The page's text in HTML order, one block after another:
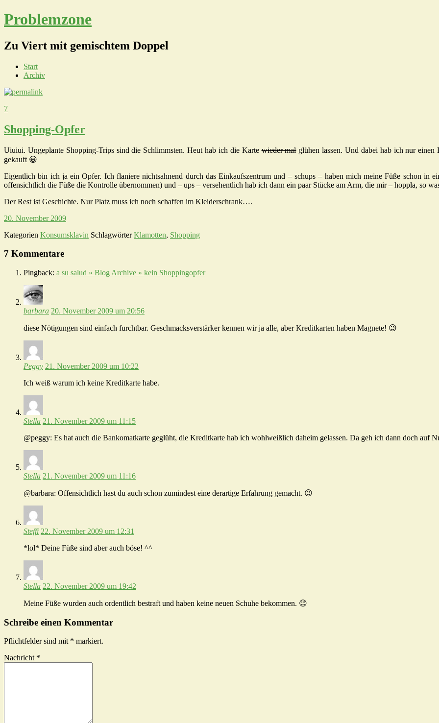
Problemzone
Zu Viert mit gemischtem Doppel
Start
Archiv
7
Shopping-Opfer
Uiuiui. Ungeplante Shopping-Trips sind die Schlimmsten. Heut hab ich die Kartewieder malglühen lassen. Und dabei hab ich nur einen
gekauft 😀
Eigentlich bin ich ja ein Opfer. Ich flaniere nichtsahnend durch das Einkaufszentrum und – schups – haben mich meine Füße schon in
offensichtlich die Füße die Kontrolle übernommen) und – ups – versehentlich hab ich dann ein paar Stücke am Arm, die mir – hoppla, so
Der Rest ist Geschichte. Nur Platz muss ich noch schaffen im Kleiderschrank….
20. November 2009
Kategorien Konsumsklavin SchlagwörterKlamotten, Shopping
7 Kommentare
Pingback: a su salud » Blog Archive » kein Shoppingopfer
barbara 20. November 2009 um 20:56
diese Nötigungen sind einfach furchtbar. Geschmacksverstärker kennen wir ja alle, aber Kreditkarten haben Magnete! 😉
Peggy 21. November 2009 um 10:22
Ich weiß warum ich keine Kreditkarte habe.
Stella 21. November 2009 um 11:15
@peggy: Es hat auch die Bankomatkarte geglüht, die Kreditkarte hab ich wohlweißlich daheim gelassen. Da geh ich dann doch auf
Stella 21. November 2009 um 11:16
@barbara: Offensichtlich hast du auch schon zumindest eine derartige Erfahrung gemacht. 😉
Steffi 22. November 2009 um 12:31
*lol* Deine Füße sind aber auch böse! ^^
Stella 22. November 2009 um 19:42
Meine Füße wurden auch ordentlich bestraft und haben keine neuen Schuhe bekommen. 😉
Schreibe einen Kommentar
Pflichtfelder sind mit * markiert.
Nachricht *